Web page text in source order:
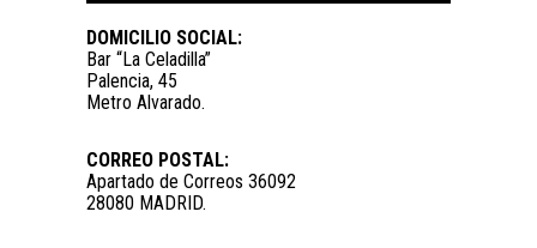
DOMICILIO SOCIAL:
Bar “La Celadilla”
Palencia, 45
Metro Alvarado.
CORREO POSTAL:
Apartado de Correos 36092
28080 MADRID.